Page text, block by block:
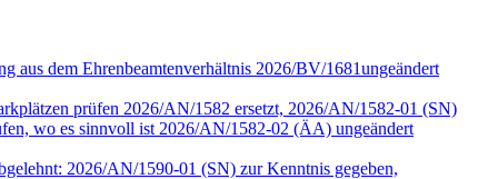
aus dem Ehrenbeamtenverhältnis 2026/BV/1681ungeändert
prüfen 2026/AN/1582 ersetzt, 2026/AN/1582-01 (SN)
wo es sinnvoll ist 2026/AN/1582-02 (ÄA) ungeändert
2026/AN/1590-01 (SN) zur Kenntnis gegeben,